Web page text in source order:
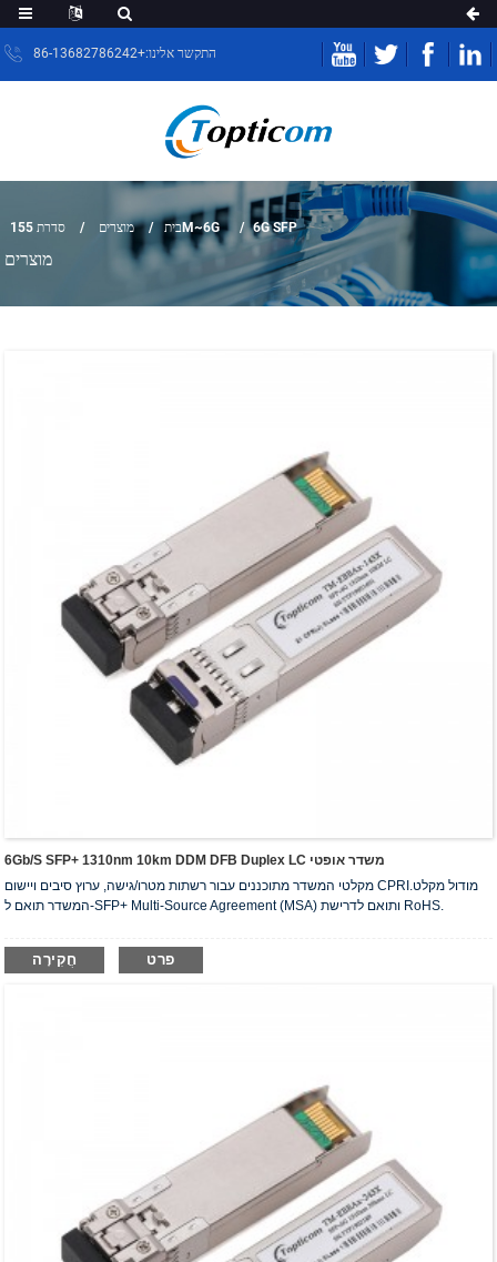
התקשר אלינו:+86-13682786242
בית מוצרים סדרת 155M~6G 6G SFP
מוצרים
6Gb/s SFP+ 1310nm 10km DDM DFB Duplex LC משדר אופטי
מקלטי המשדר מתוכננים עבור רשתות מטרו/גישה, ערוץ סיבים ויישום CPRI.מודול מקלט
המשדר תואם ל-SFP+ Multi-Source Agreement (MSA) ותואם לדרישת RoHS.
חֲקִירָה פרט